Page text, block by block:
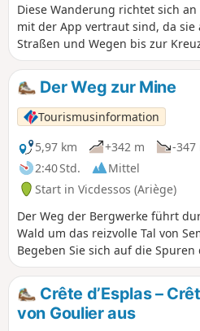
Diese Wanderung richtet sich
mit der App vertraut sind, da
Straßen und Wegen bis zur
des Trois Seigneurs am
verläuft. Die Wege sind alt, aber
leicht zu folgen. Sie erfordern
da der Höhenunterschied auf
zurückgelegt wird. Außerdem
Gespür dafür haben, wo sich die
felsigen Teil des Kamms
einen außergewöhnlichen 360°-
Rückweg ist ohne große
bewältigen.
Der Weg zur Mine
Tourismusinformation
5,97 km
+342 m
-347
2:40 Std.
Mittel
Start in Vicdessos (Ariège)
Der Weg der Bergwerke führt
Wald um das reizvolle Tal von
Begeben Sie sich auf die Spuren
ehemaligen Bergleute von
entdecken Sie die Vergangenheit.
Crête d’Esplas –
von Goulier aus